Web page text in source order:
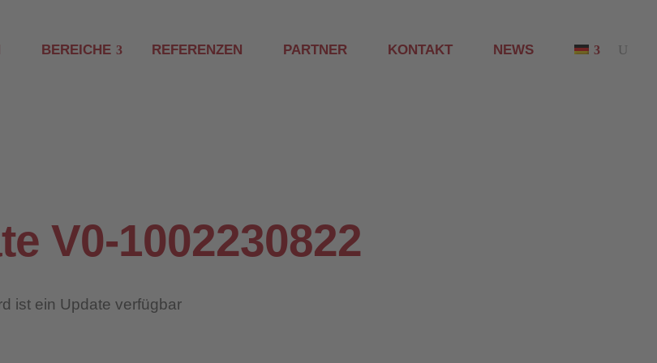
BEREICHE REFERENZEN PARTNER KONTAKT NEWS
V0-1002230822
ist ein Update verfügbar